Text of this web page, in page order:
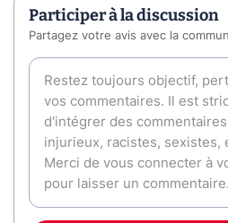
Participer à la discussion
Partagez votre avis avec la